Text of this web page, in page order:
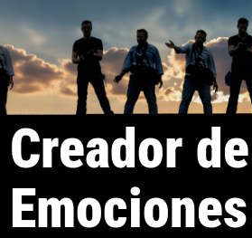
al
contenido
Creador de
Emociones